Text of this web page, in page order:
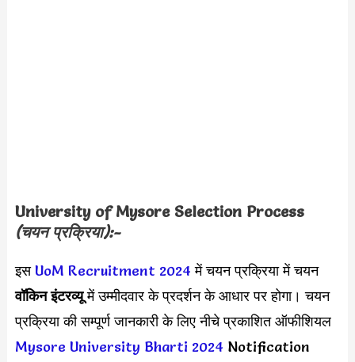
University of Mysore Selection Process
(चयन प्रक्रिया):-
इसUoM Recruitment 2024 में चयन प्रक्रिया में चयन
वॉकिन इंटरव्यूमें उम्मीदवार के प्रदर्शन के आधार पर होगा। चयन
प्रक्रिया की सम्पूर्ण जानकारी के लिए नीचे प्रकाशित ऑफीशियल
Mysore University Bharti 2024 Notification